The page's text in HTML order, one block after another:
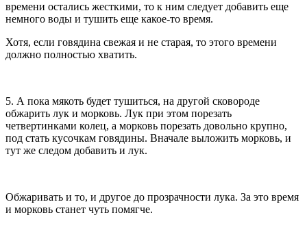
времени остались жесткими, то к ним следует добавить еще
немного воды и тушить еще какое-то время.
Хотя, если говядина свежая и не старая, то этого времени
должно полностью хватить.
5. А пока мякоть будет тушиться, на другой сковороде
обжарить лук и морковь. Лук при этом порезать
четвертинками колец, а морковь порезать довольно крупно,
под стать кусочкам говядины. Вначале выложить морковь, и
тут же следом добавить и лук.
Обжаривать и то, и другое до прозрачности лука. За это время
и морковь станет чуть помягче.